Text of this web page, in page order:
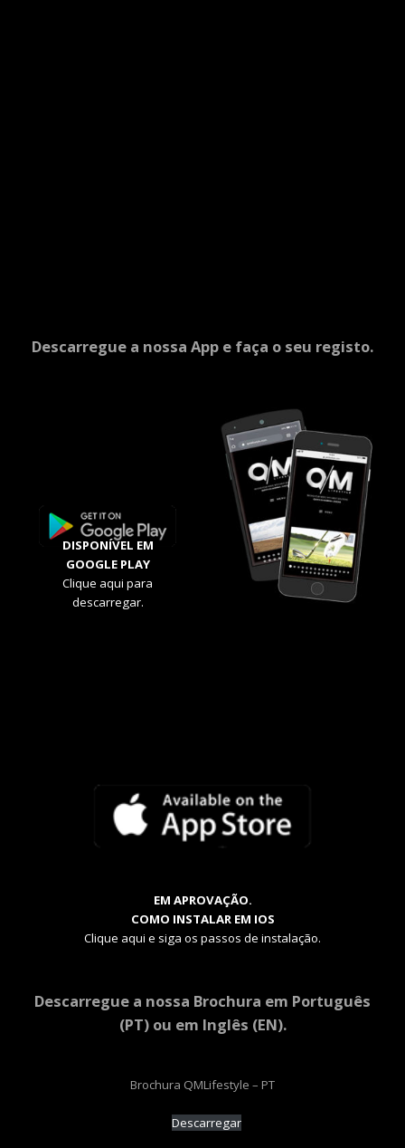
Descarregue a nossa App e faça o seu registo.
DISPONÍVEL EM
GOOGLE PLAY
Clique aqui para
descarregar.
EM APROVAÇÃO.
COMO INSTALAR EM IOS
Clique aqui e siga os passos de instalação.
Descarregue a nossa Brochura em Português
(PT) ou em Inglês (EN).
Brochura QMLifestyle – PT
Descarregar